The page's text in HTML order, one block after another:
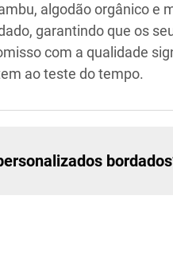
algodão orgânico e
garantindo que os
com a qualidade
ao teste do tempo.